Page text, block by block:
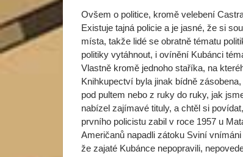
Ovšem o politice, kromě velebení
Existuje tajná policie a je jasné, že si
místa, takže lidé se obratně tématu
politiky vytáhnout, i ovínění Kubánci
Vlastně kromě jednoho staříka, na
Knihkupectví byla jinak bídně
pod pultem nebo z ruky do ruky, jak
nabízel zajímavé tituly, a chtěl si
prvního policistu zabil v roce 1957 u
Američanů napadli zátoku Sviní
že zajaté Kubánce nepopravili,